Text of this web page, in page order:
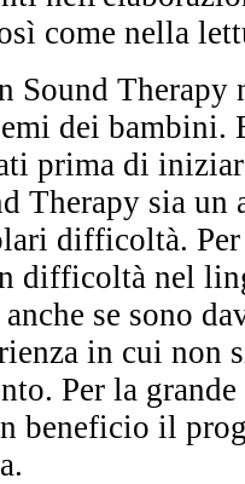
come nella
Sound Therapy
dei bambini.
prima di
Therapy sia
difficoltà.
difficoltà nel
se sono
in cui non
Per la
beneficio il